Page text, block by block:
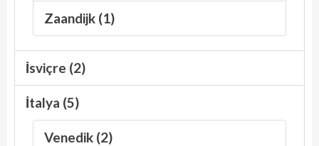
Zaandijk (1)
İsviçre (2)
İtalya (5)
Venedik (2)